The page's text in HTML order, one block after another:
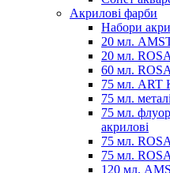
Акрилові фарби
Набори
20 мл.
20 мл.
60 мл.
75 мл. ART
75 мл.
75 мл.
акрилові
75 мл.
75 мл.
120 мл.